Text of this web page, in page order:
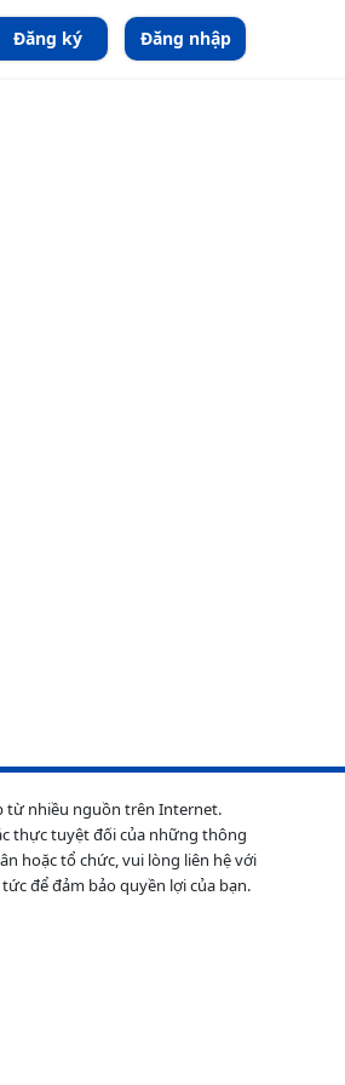
Đăng ký Đăng nhập
từ nhiều nguồn trên Internet.
thực tuyệt đối của những thông
hoặc tổ chức, vui lòng liên hệ với
để đảm bảo quyền lợi của bạn.